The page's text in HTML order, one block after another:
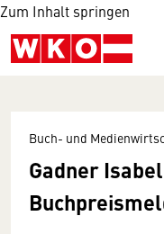
Zum Inhalt springen
Buch- und
Gadner